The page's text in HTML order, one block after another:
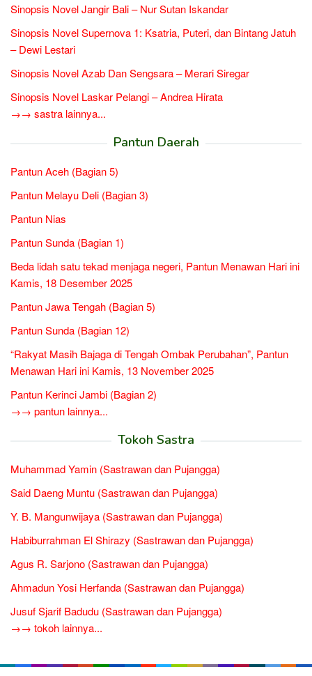
Sinopsis Novel Jangir Bali – Nur Sutan Iskandar
Sinopsis Novel Supernova 1: Ksatria, Puteri, dan Bintang Jatuh
– Dewi Lestari
Sinopsis Novel Azab Dan Sengsara – Merari Siregar
Sinopsis Novel Laskar Pelangi – Andrea Hirata
→→ sastra lainnya...
Pantun Daerah
Pantun Aceh (Bagian 5)
Pantun Melayu Deli (Bagian 3)
Pantun Nias
Pantun Sunda (Bagian 1)
Beda lidah satu tekad menjaga negeri, Pantun Menawan Hari ini
Kamis, 18 Desember 2025
Pantun Jawa Tengah (Bagian 5)
Pantun Sunda (Bagian 12)
“Rakyat Masih Bajaga di Tengah Ombak Perubahan”, Pantun
Menawan Hari ini Kamis, 13 November 2025
Pantun Kerinci Jambi (Bagian 2)
→→ pantun lainnya...
Tokoh Sastra
Muhammad Yamin (Sastrawan dan Pujangga)
Said Daeng Muntu (Sastrawan dan Pujangga)
Y. B. Mangunwijaya (Sastrawan dan Pujangga)
Habiburrahman El Shirazy (Sastrawan dan Pujangga)
Agus R. Sarjono (Sastrawan dan Pujangga)
Ahmadun Yosi Herfanda (Sastrawan dan Pujangga)
Jusuf Sjarif Badudu (Sastrawan dan Pujangga)
→→ tokoh lainnya...